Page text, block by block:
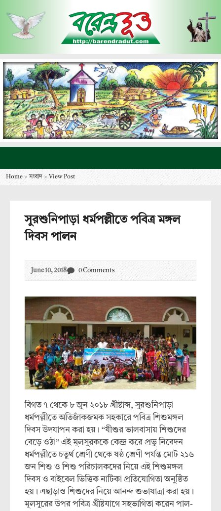
Home > সংবাদ >View Post
সুরশুনিপাড়া ধর্মপল্লীতে পবিত্র মঙ্গল
দিবস পালন
June 10, 2018 0 Comments
বিগত ৭ থেকে ৮ জুন ২০১৮ খ্রীষ্টাব্দ, সুরশুনিপাড়া
ধর্মপল্লীতে অতিজাঁকজমক সহকারে পবিত্র শিশুমঙ্গল
দিবস উদযাপন করা হয়। “যীশুর ভালবাসায় শিশুদের
বেড়ে ওঠা” এই মূলসুরককে কেন্দ্র করে প্রভু নিবেদন
ধর্মপল্লীতে চতুর্থ শ্রেণী থেকে ষষ্ঠ শ্রেণী পর্যন্ত মোট ২১৬
জন শিশু ও শিশু পরিচালকদের নিয়ে এই শিশুমঙ্গল
দিবস ও বাইবেল ভিত্তিক নাটিকা প্রতিযোগিতা অনুষ্ঠিত
হয়। এছাড়াও শিশুদের নিয়ে আনন্দ শুভাযাত্রা করা হয়।
মূলসুরের উপর পবিত্র খ্রীষ্টযাগে সহভাগিতা করেন পাল-